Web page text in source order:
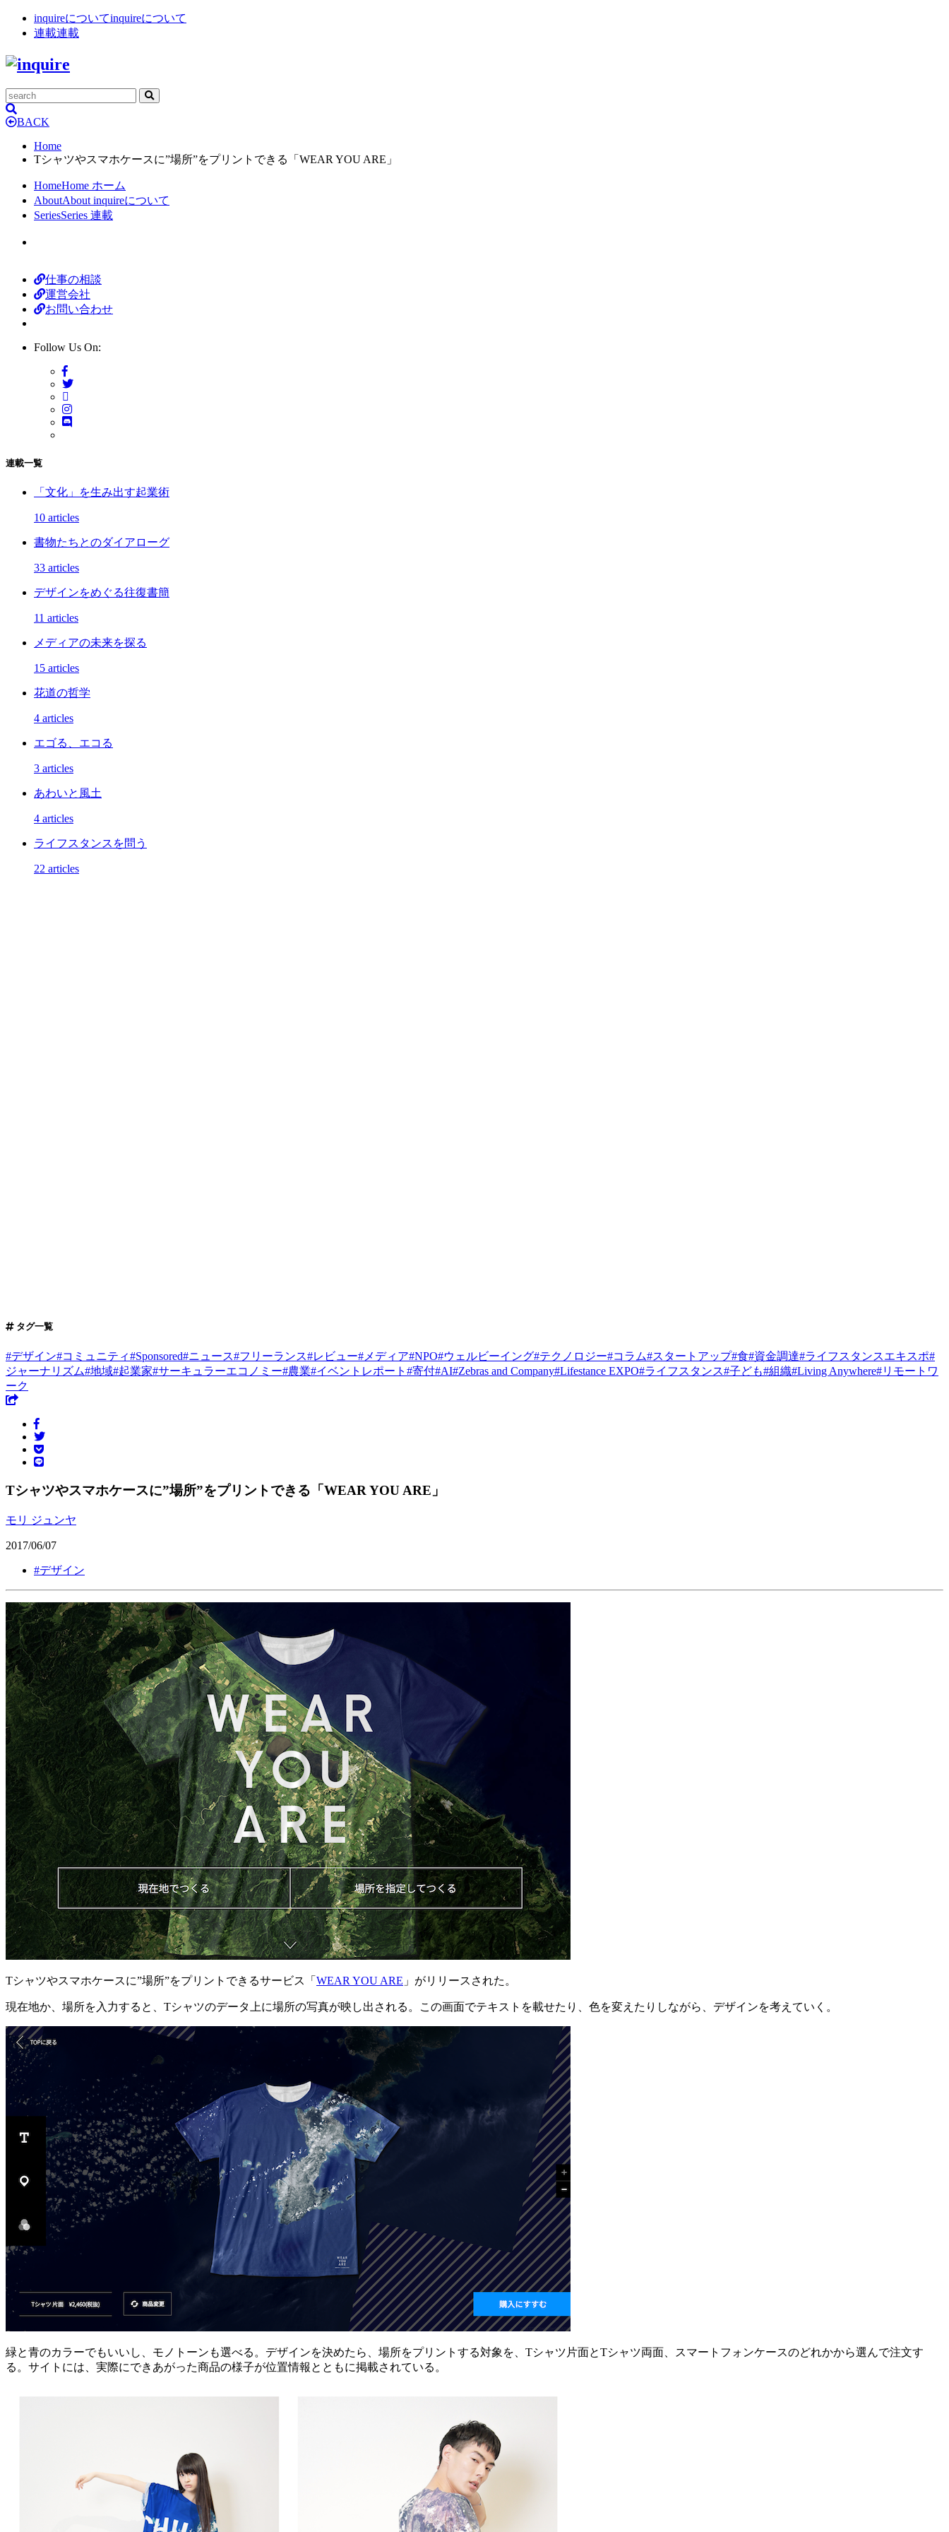
inquireについてinquireについて
連載連載
BACK
Home
Tシャツやスマホケースに”場所”をプリントできる「WEAR YOU ARE」
HomeHome ホーム
AboutAbout inquireについて
SeriesSeries 連載
仕事の相談
運営会社
お問い合わせ
Follow Us On:
連載一覧
「文化」を生み出す起業術
10 articles
書物たちとのダイアローグ
33 articles
デザインをめぐる往復書簡
11 articles
メディアの未来を探る
15 articles
花道の哲学
4 articles
エゴる、エコる
3 articles
あわいと風土
4 articles
ライフスタンスを問う
22 articles
タグ一覧
#デザイン#コミュニティ#Sponsored#ニュース#フリーランス#レビュー# メディア#NPO#ウェルビーイング#テクノロジー#コラム#スタートアップ#食#資金調達#ライフスタンスエキスポ#
ジャーナリズム#地域#起業家#サーキュラーエコノミー#農業#イベントレポート #寄付#AI#Zebras and Company#Lifestance EXPO#ライフスタンス#子ども#組織#Living Anywhere#リモートワ
ーク
Tシャツやスマホケースに”場所”をプリントできる「WEAR YOU ARE」
モリ ジュンヤ
2017/06/07
#デザイン
Tシャツやスマホケースに”場所”をプリントできるサービス「 WEAR YOU ARE 」がリリースされた。
現在地か、場所を入力すると、Tシャツのデータ上に場所の写真が映し出される。この画面でテキストを載せたり、色を変えたりしながら、デザインを考えていく。
緑と青のカラーでもいいし、モノトーンも選べる。デザインを決めたら、場所をプリントする対象を、Tシャツ片面とTシャツ両面、スマートフォンケースのどれかから選んで注文す
る。サイトには、実際にできあがった商品の様子が位置情報とともに掲載されている。